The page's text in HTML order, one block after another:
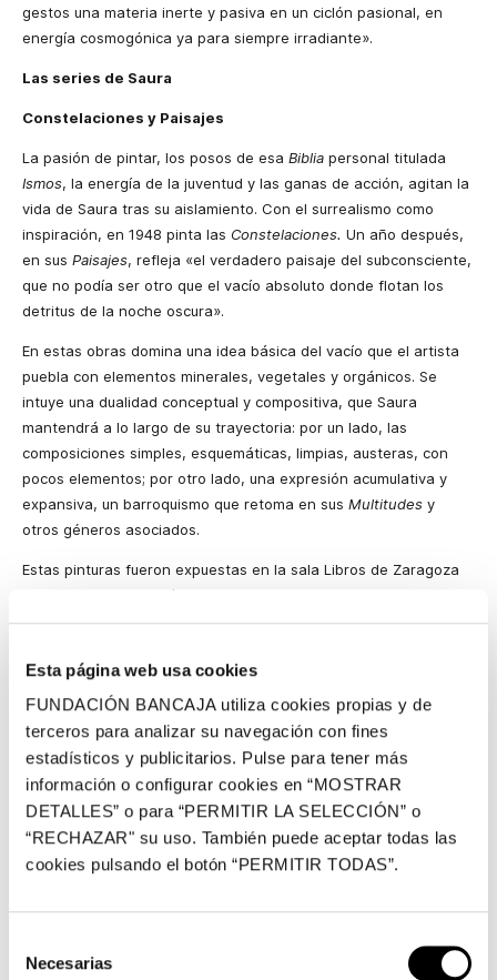
Esta página web usa cookies
FUNDACIÓN BANCAJA utiliza cookies propias y de
terceros para analizar su navegación con fines
estadísticos y publicitarios. Pulse para tener más
información o configurar cookies en “MOSTRAR
DETALLES” o para “PERMITIR LA SELECCIÓN” o
“RECHAZAR" su uso. También puede aceptar todas las
cookies pulsando el botón “PERMITIR TODAS”.
Necesarias
gestos una materia inerte y pasiva en un ciclón pasional, en
energía cosmogónica ya para siempre irradiante».
Las series de Saura
Constelaciones y Paisajes
La pasión de pintar, los posos de esa Biblia personal titulada
Ismos, la energía de la juventud y las ganas de acción, agitan la
vida de Saura tras su aislamiento. Con el surrealismo como
inspiración, en 1948 pinta las Constelaciones. Un año después,
en sus Paisajes, refleja «el verdadero paisaje del subconsciente,
que no podía ser otro que el vacío absoluto donde flotan los
detritus de la noche oscura».
En estas obras domina una idea básica del vacío que el artista
puebla con elementos minerales, vegetales y orgánicos. Se
intuye una dualidad conceptual y compositiva, que Saura
mantendrá a lo largo de su trayectoria: por un lado, las
composiciones simples, esquemáticas, limpias, austeras, con
pocos elementos; por otro lado, una expresión acumulativa y
expansiva, un barroquismo que retoma en sus Multitudes y
otros géneros asociados.
Estas pinturas fueron expuestas en la sala Libros de Zaragoza
en 1950 y en la Galería Buchholz de Madrid, como
surrealistas de Antonio Sauraen mayo de 1951, y constituyen lo
espectador hallará pinturas dispares, pero unidas todas por el
deseo –que es único– de encontrar un horizonte distinto, limpio
y nuevo», hablaba así un joven Saura de poco más de 20 años.
Fenómenos y Grattages
En el taller parisino que comparte en 1954 y 1955 con Simon
Hantaï, con quien continuará una estrecha relación cuando
rompa con el grupo surrealista, crea sus
Fenómenos
. En ese momento, y en otros muy posteriores, la obra
la sencillez.